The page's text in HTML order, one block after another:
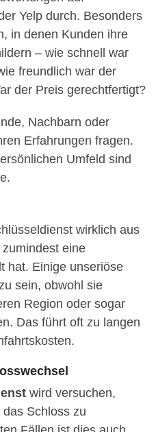
Yelp durch. Besonders
in denen Kunden ihre
– wie schnell war
freundlich war der
der Preis gerechtfertigt?
Nachbarn oder
Erfahrungen fragen.
Umfeld sind
wirklich aus
eine
hat. Einige unseriöse
sein, obwohl sie
Region oder sogar
Das führt oft zu langen
wird versuchen,
Schloss zu